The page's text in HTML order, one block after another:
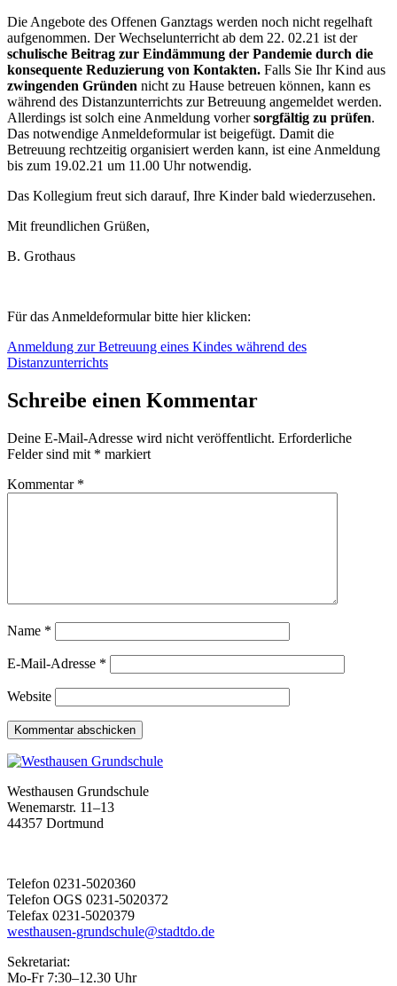
Die Angebote des Offenen Ganztags werden noch nicht regelhaft
aufgenommen. Der Wechselunterricht ab dem 22. 02.21 ist der
schulische Beitrag zur Eindämmung der Pandemie durch die
konsequente Reduzierung von Kontakten. Falls Sie Ihr Kind aus
zwingenden Gründen nicht zu Hause betreuen können, kann es
während des Distanzunterrichts zur Betreuung angemeldet werden.
Allerdings ist solch eine Anmeldung vorhersorgfältig zu prüfen.
Das notwendige Anmeldeformular ist beigefügt. Damit die
Betreuung rechtzeitig organisiert werden kann, ist eine Anmeldung
bis zum 19.02.21 um 11.00 Uhr notwendig.
Das Kollegium freut sich darauf, Ihre Kinder bald wiederzusehen.
Mit freundlichen Grüßen,
B. Grothaus
Für das Anmeldeformular bitte hier klicken:
Anmeldung zur Betreuung eines Kindes während des
Distanzunterrichts
Schreibe einen Kommentar
Deine E-Mail-Adresse wird nicht veröffentlicht. Erforderliche
Felder sind mit * markiert
Kommentar *
Name *
E-Mail-Adresse *
Website
Westhausen Grundschule
Wenemarstr. 11–13
44357 Dortmund
Telefon 0231-5020360
Telefon OGS 0231-5020372
Telefax 0231-5020379
westhausen-grundschule@stadtdo.de
Sekretariat:
Mo-Fr 7:30–12.30 Uhr